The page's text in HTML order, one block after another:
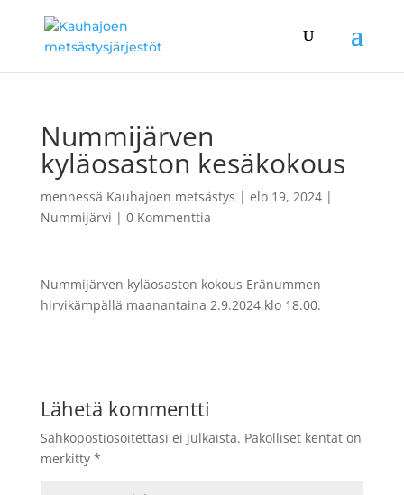
Nummijärven
kyläosaston kesäkokous
mennessä Kauhajoen metsästys | elo 19, 2024|
Nummijärvi | 0 Kommenttia
Nummijärven kyläosaston kokous Eränummen
hirvikämpällä maanantaina 2.9.2024 klo 18.00.
Lähetä kommentti
Sähköpostiosoitettasi ei julkaista. Pakolliset kentät on
merkitty *